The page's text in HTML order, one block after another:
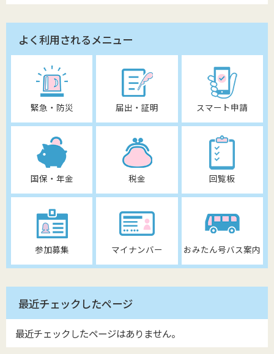
よく利用されるメニュー
緊急・防災 届出・証明 スマート申請
国保・年金 税金 回覧板
参加募集 マイナンバー おみたん号バス案内
最近チェックしたページ
最近チェックしたページはありません。